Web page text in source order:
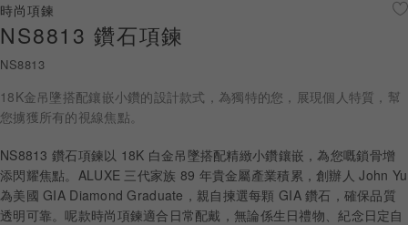
黃金金飾
關於ALUXE
嚴選鑽石
最新消息
婚禮護照
時尚項鍊
NS8813 鑽石項鍊
NS8813
18K金吊墬搭配鑲嵌小鑽的設計款式，為獨特的您，展現個人特質，幫
您擄獲所有的視線焦點。
NS8813 鑽石項鍊以 18K 白金吊墜搭配精緻小鑽鑲嵌，為您嘅鎖骨增
添閃耀焦點。ALUXE 三代家族 89 年貴金屬產業積累，創辦人 John Yu
為美國 GIA Diamond Graduate，親自揀選每顆 GIA 鑽石，確保品質
透明可靠。呢款時尚項鍊適合日常配戴，無論係生日禮物、紀念日定自